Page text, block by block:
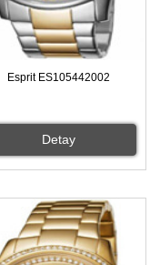
Esprit ES105442002
Detay